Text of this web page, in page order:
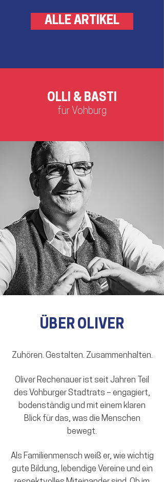
der Genossen. Den rechnerischen
führt die SPD vor allem auf die stärker
ALLE ARTIKEL
OLLI & BASTI
für Vohburg
ÜBER OLIVER
Zuhören. Gestalten. Zusammenhalten.
Oliver Rechenauer ist seit Jahren Teil
des Vohburger Stadtrats – engagiert,
bodenständig und mit einem klaren
Blick für das, was die Menschen
bewegt.
Als Familienmensch weiß er, wie wichtig
gute Bildung, lebendige Vereine und ein